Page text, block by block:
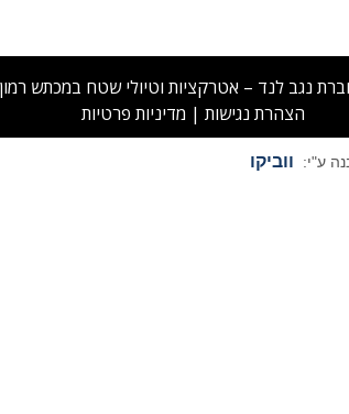
נגב לנד – אטרקציות וטיולי שטח במכתש
הצהרת נגישות | מדיניות פרטיות
ע"י: ווביקו